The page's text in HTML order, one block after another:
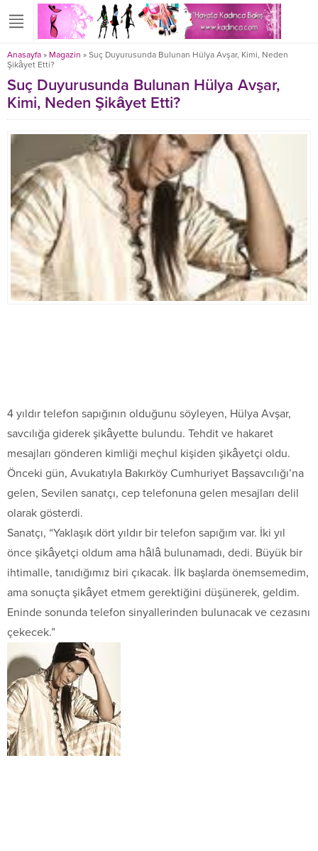
Anasayfa » Magazin » Suç Duyurusunda Bulunan Hülya Avşar, Kimi, Neden
Şikâyet Etti?
Suç Duyurusunda Bulunan Hülya Avşar,
Kimi, Neden Şikâyet Etti?
4 yıldır telefon sapığının olduğunu söyleyen, Hülya Avşar,
savcılığa giderek şikâyette bulundu. Tehdit ve hakaret
mesajları gönderen kimliği meçhul kişiden şikâyetçi oldu.
Önceki gün, Avukatıyla Bakırköy Cumhuriyet Başsavcılığı’na
gelen, Sevilen sanatçı, cep telefonuna gelen mesajları delil
olarak gösterdi.
Sanatçı, “Yaklaşık dört yıldır bir telefon sapığım var. İki yıl
önce şikâyetçi oldum ama hâlâ bulunamadı, dedi. Büyük bir
ihtimalle, tanıdığımız biri çıkacak. İlk başlarda önemsemedim,
ama sonuçta şikâyet etmem gerektiğini düşünerek, geldim.
Eninde sonunda telefon sinyallerinden bulunacak ve cezasını
çekecek.”